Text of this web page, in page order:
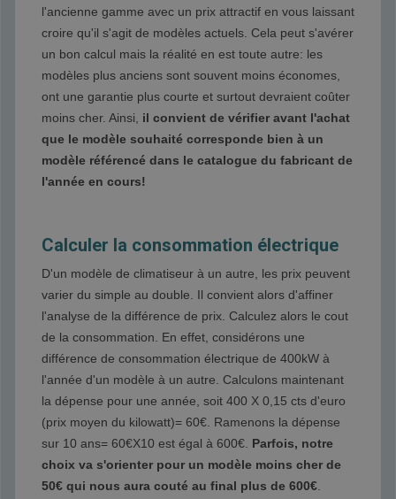
l'ancienne gamme avec un prix attractif en vous laissant
croire qu'il s'agit de modèles actuels. Cela peut s'avérer
un bon calcul mais la réalité en est toute autre: les
modèles plus anciens sont souvent moins économes,
ont une garantie plus courte et surtout devraient coûter
moins cher. Ainsi, il convient de vérifier avant l'achat
que le modèle souhaité corresponde bien à un
modèle référencé dans le catalogue du fabricant de
l'année en cours!
Calculer la consommation électrique
D'un modèle de climatiseur à un autre, les prix peuvent
varier du simple au double. Il convient alors d'affiner
l'analyse de la différence de prix. Calculez alors le cout
de la consommation. En effet, considérons une
différence de consommation électrique de 400kW à
l'année d'un modèle à un autre. Calculons maintenant
la dépense pour une année, soit 400 X 0,15 cts d'euro
(prix moyen du kilowatt)= 60€. Ramenons la dépense
sur 10 ans= 60€X10 est égal à 600€. Parfois, notre
choix va s'orienter pour un modèle moins cher de
50€ qui nous aura couté au final plus de 600€.